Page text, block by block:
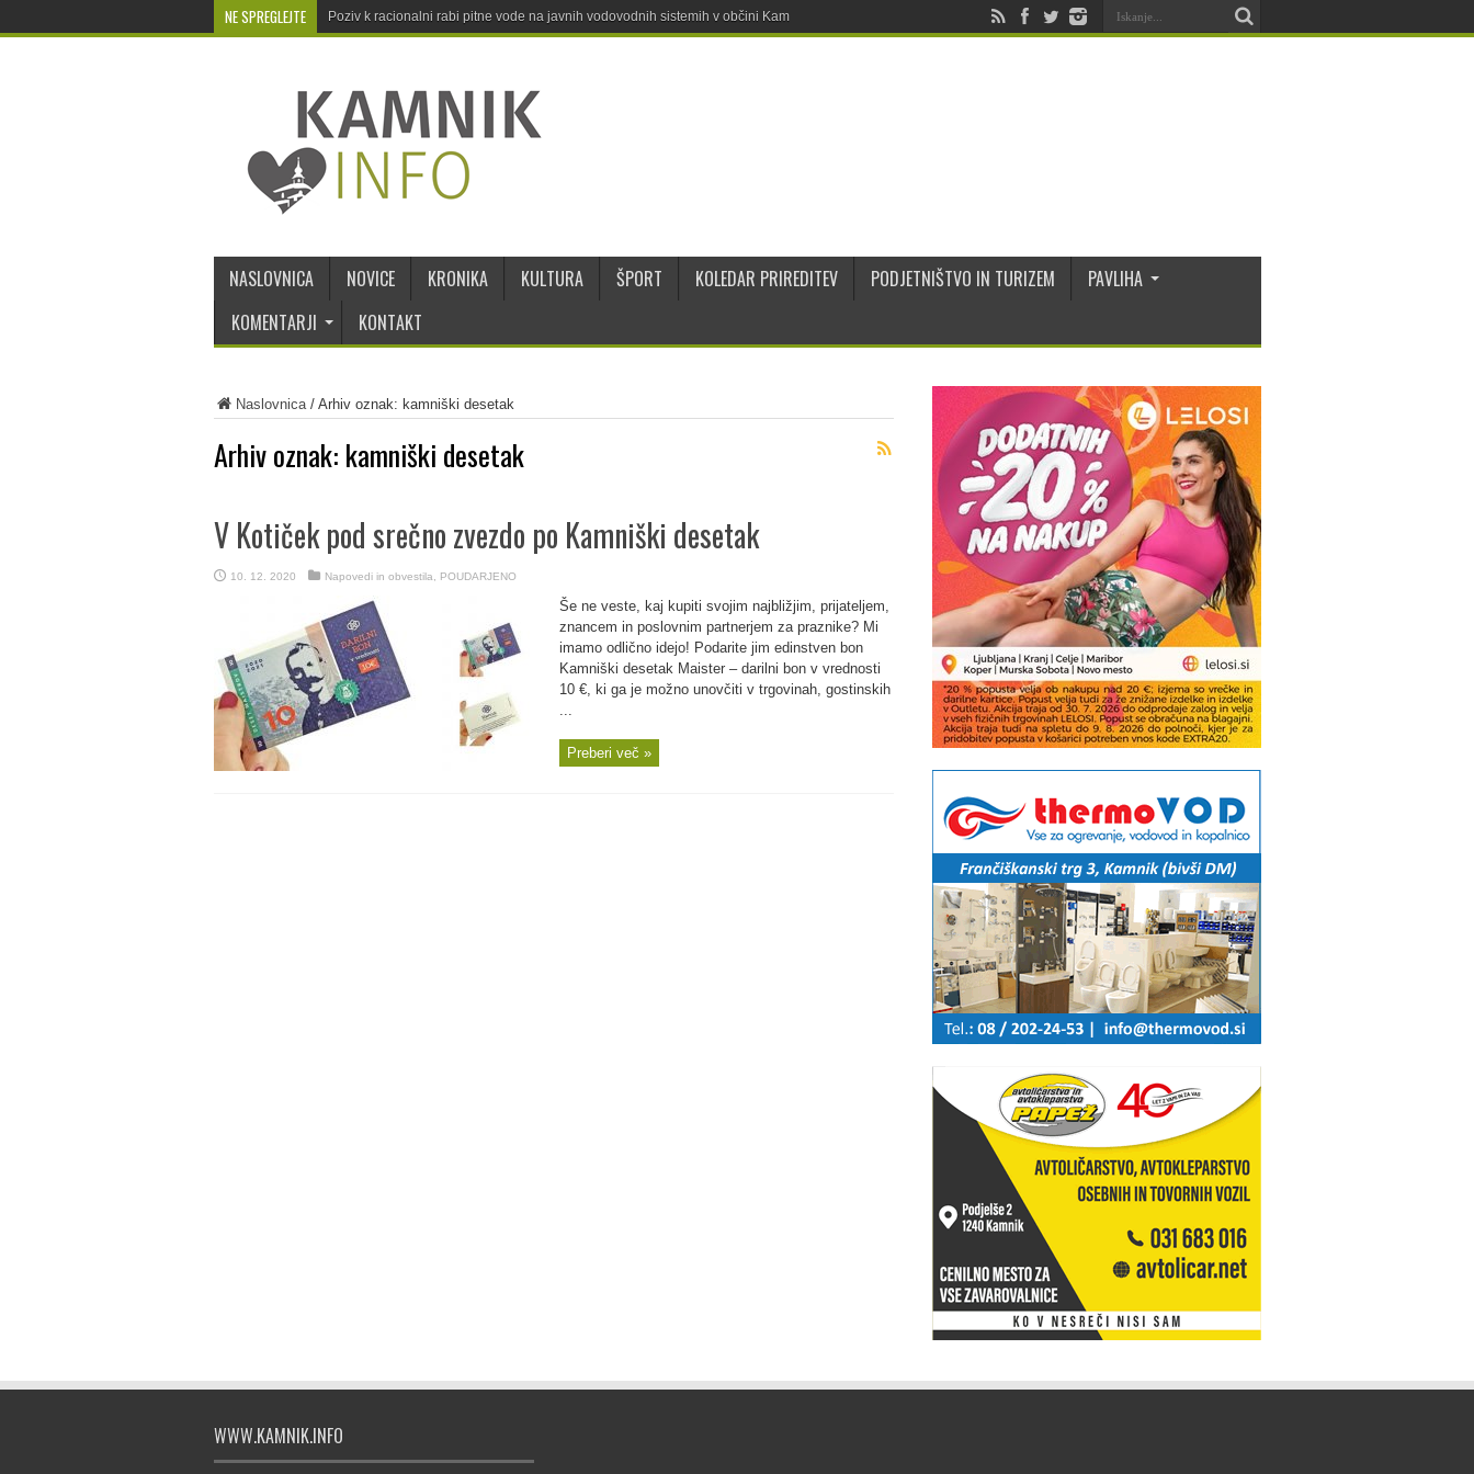
NE SPREGLEJTE Poziv k racionalni rabi pitne vode na javnih vodovodnih sistemih v občini Kamnik
NASLOVNICA NOVICE KRONIKA KULTURA ŠPORT KOLEDAR PRIREDITEV PODJETNIŠTVO IN TURIZEM
PAVLIHA
KOMENTARJI
KONTAKT
Naslovnica/ Arhiv oznak: kamniški desetak
Arhiv oznak: kamniški desetak
V Kotiček pod srečno zvezdo po Kamniški desetak
10. 12. 2020 Napovedi in obvestila POUDARJENO
Še ne veste, kaj kupiti svojim najbližjim, prijateljem,
znancem in poslovnim partnerjem za praznike? Mi
imamo odlično idejo! Podarite jim edinstven bon
Kamniški desetak Maister – darilni bon v vrednosti
10 €, ki ga je možno unovčiti v trgovinah, gostinskih
...
Preberi več »
WWW.KAMNIK.INFO